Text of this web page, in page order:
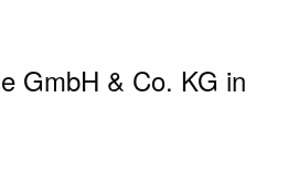
GmbH & Co. KG in